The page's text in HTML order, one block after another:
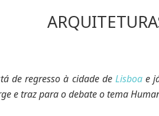
de regresso à cidade de Lisboae
e traz para o debate o tema